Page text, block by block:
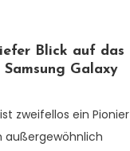
Blick auf das
Galaxy
zweifellos ein Pionier
außergewöhnlich